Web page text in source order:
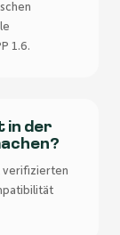
1.6.
in der
verifizierten